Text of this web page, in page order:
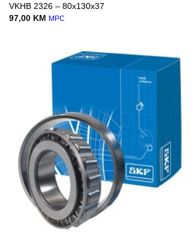
VKHB 2326 – 80x130x37
97,00 KM MPC